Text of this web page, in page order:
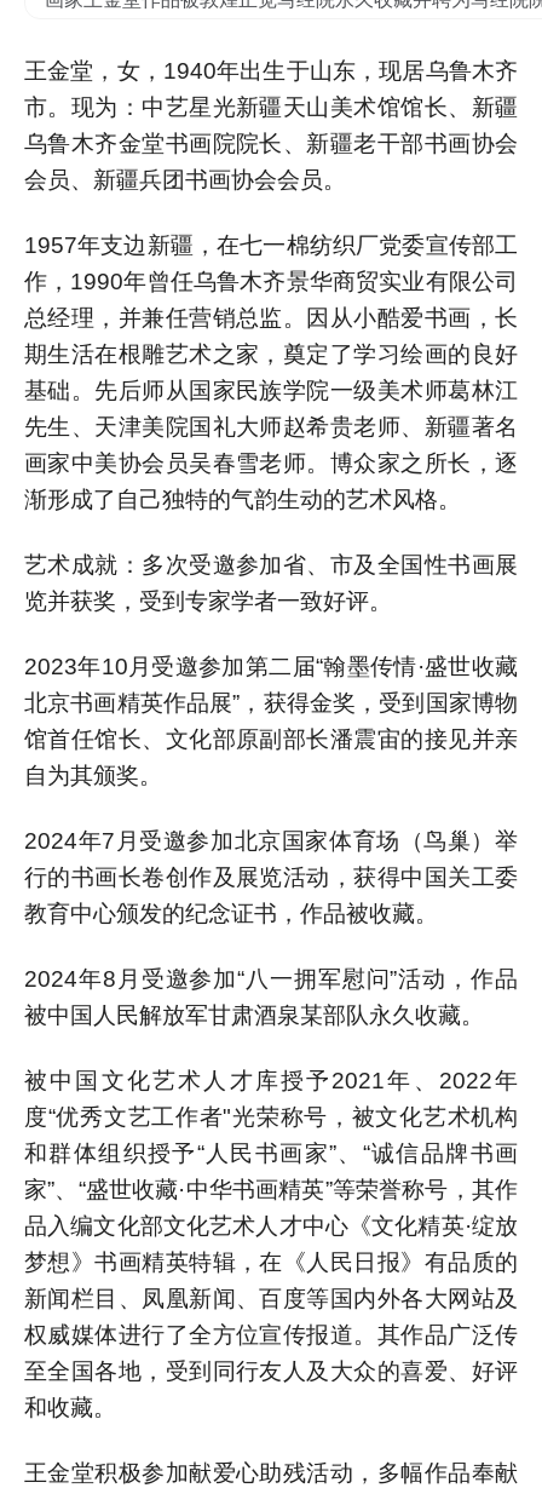
王金堂，女，1940年出生于山东，现居乌鲁木齐
市。现为：中艺星光新疆天山美术馆馆长、新疆
乌鲁木齐金堂书画院院长、新疆老干部书画协会
会员、新疆兵团书画协会会员。
1957年支边新疆，在七一棉纺织厂党委宣传部工
作，1990年曾任乌鲁木齐景华商贸实业有限公司
总经理，并兼任营销总监。因从小酷爱书画，长
期生活在根雕艺术之家，奠定了学习绘画的良好
基础。先后师从国家民族学院一级美术师葛林江
先生、天津美院国礼大师赵希贵老师、新疆著名
画家中美协会员吴春雪老师。博众家之所长，逐
渐形成了自己独特的气韵生动的艺术风格。
艺术成就：多次受邀参加省、市及全国性书画展
览并获奖，受到专家学者一致好评。
2023年10月受邀参加第二届“翰墨传情·盛世收藏
北京书画精英作品展”，获得金奖，受到国家博物
馆首任馆长、文化部原副部长潘震宙的接见并亲
自为其颁奖。
2024年7月受邀参加北京国家体育场（鸟巢）举
行的书画长卷创作及展览活动，获得中国关工委
教育中心颁发的纪念证书，作品被收藏。
2024年8月受邀参加“八一拥军慰问”活动，作品
被中国人民解放军甘肃酒泉某部队永久收藏。
被中国文化艺术人才库授予2021年、2022年
度“优秀文艺工作者"光荣称号，被文化艺术机构
和群体组织授予“人民书画家”、“诚信品牌书画
家”、“盛世收藏·中华书画精英”等荣誉称号，其作
品入编文化部文化艺术人才中心《文化精英·绽放
梦想》书画精英特辑，在《人民日报》有品质的
新闻栏目、凤凰新闻、百度等国内外各大网站及
权威媒体进行了全方位宣传报道。其作品广泛传
至全国各地，受到同行友人及大众的喜爱、好评
和收藏。
王金堂积极参加献爱心助残活动，多幅作品奉献